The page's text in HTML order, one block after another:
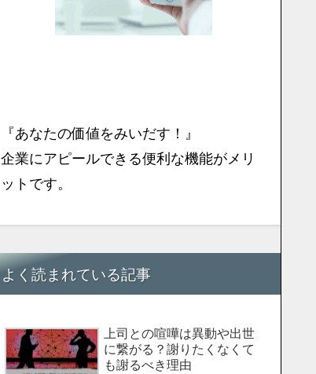
『あなたの価値をみいだす！』
企業にアピールできる便利な機能がメリ
ットです。
よく読まれている記事
上司との喧嘩は異動や出世
に繋がる？謝りたくなくて
も謝るべき理由